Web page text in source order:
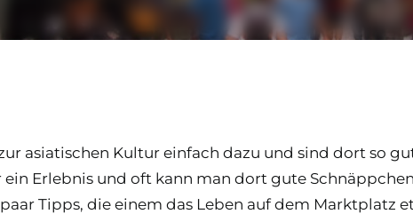
asiatischen Kultur einfach dazu und sind dort so
Erlebnis und oft kann man dort gute
Tipps, die einem das Leben auf dem Marktplatz